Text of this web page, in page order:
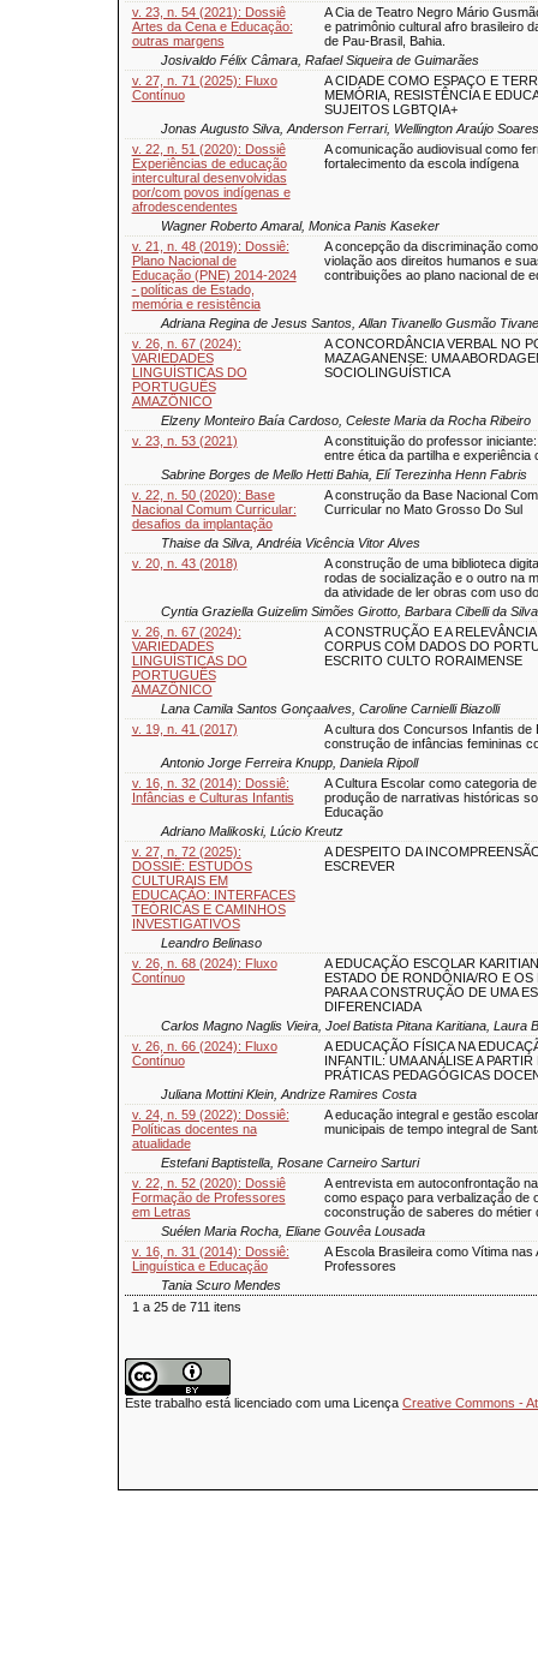
v. 23, n. 54 (2021): Dossiê
Artes da Cena e Educação:
outras margens
A Cia de Teatro Negro Mário
e patrimônio cultural afro brasileiro
de Pau-Brasil, Bahia.
Josivaldo Félix Câmara, Rafael Siqueira de Guimarães
v. 27, n. 71 (2025): Fluxo
Contínuo
A CIDADE COMO ESPAÇO E
MEMÓRIA, RESISTÊNCIA E
SUJEITOS LGBTQIA+
Jonas Augusto Silva, Anderson Ferrari, Wellington Araújo
v. 22, n. 51 (2020): Dossiê
Experiências de educação
intercultural desenvolvidas
por/com povos indígenas e
afrodescendentes
A comunicação audiovisual como
fortalecimento da escola indígena
Wagner Roberto Amaral, Monica Panis Kaseker
v. 21, n. 48 (2019): Dossiê:
Plano Nacional de
Educação (PNE) 2014-2024
- políticas de Estado,
memória e resistência
A concepção da discriminação
violação aos direitos humanos e
contribuições ao plano nacional de
Adriana Regina de Jesus Santos, Allan Tivanello Gusmão
v. 26, n. 67 (2024):
VARIEDADES
LINGUÍSTICAS DO
PORTUGUÊS
AMAZÔNICO
A CONCORDÂNCIA VERBAL NO
MAZAGANENSE: UMA
SOCIOLINGUÍSTICA
Elzeny Monteiro Baía Cardoso, Celeste Maria da Rocha Ribeiro
v. 23, n. 53 (2021)
A constituição do professor
entre ética da partilha e experiência
Sabrine Borges de Mello Hetti Bahia, Elí Terezinha Henn Fabris
v. 22, n. 50 (2020): Base
Nacional Comum Curricular:
desafios da implantação
A construção da Base Nacional
Curricular no Mato Grosso Do Sul
Thaise da Silva, Andréia Vicência Vitor Alves
v. 20, n. 43 (2018)
A construção de uma biblioteca
rodas de socialização e o outro na
da atividade de ler obras com uso
Cyntia Graziella Guizelim Simões Girotto, Barbara Cibelli da
v. 26, n. 67 (2024):
VARIEDADES
LINGUÍSTICAS DO
PORTUGUÊS
AMAZÔNICO
A CONSTRUÇÃO E A
CORPUS COM DADOS DO
ESCRITO CULTO RORAIMENSE
Lana Camila Santos Gonçaalves, Caroline Carnielli Biazolli
v. 19, n. 41 (2017)
A cultura dos Concursos Infantis de
construção de infâncias femininas
Antonio Jorge Ferreira Knupp, Daniela Ripoll
v. 16, n. 32 (2014): Dossiê:
Infâncias e Culturas Infantis
A Cultura Escolar como categoria
produção de narrativas históricas
Educação
Adriano Malikoski, Lúcio Kreutz
v. 27, n. 72 (2025):
DOSSIÊ: ESTUDOS
CULTURAIS EM
EDUCAÇÃO: INTERFACES
TEÓRICAS E CAMINHOS
INVESTIGATIVOS
A DESPEITO DA
ESCREVER
Leandro Belinaso
v. 26, n. 68 (2024): Fluxo
Contínuo
A EDUCAÇÃO ESCOLAR
ESTADO DE RONDÔNIA/RO E OS
PARA A CONSTRUÇÃO DE UMA
DIFERENCIADA
Carlos Magno Naglis Vieira, Joel Batista Pitana Karitiana, Laura
v. 26, n. 66 (2024): Fluxo
Contínuo
A EDUCAÇÃO FÍSICA NA
INFANTIL: UMA ANÁLISE A PARTIR
PRÁTICAS PEDAGÓGICAS
Juliana Mottini Klein, Andrize Ramires Costa
v. 24, n. 59 (2022): Dossiê:
Políticas docentes na
atualidade
A educação integral e gestão
municipais de tempo integral de
Estefani Baptistella, Rosane Carneiro Sarturi
v. 22, n. 52 (2020): Dossiê
Formação de Professores
em Letras
A entrevista em autoconfrontação
como espaço para verbalização de
coconstrução de saberes do métier
Suélen Maria Rocha, Eliane Gouvêa Lousada
v. 16, n. 31 (2014): Dossiê:
Linguística e Educação
A Escola Brasileira como Vítima nas
Professores
Tania Scuro Mendes
1 a 25 de 711 itens
Este trabalho está licenciado com uma Licença Creative Commons -